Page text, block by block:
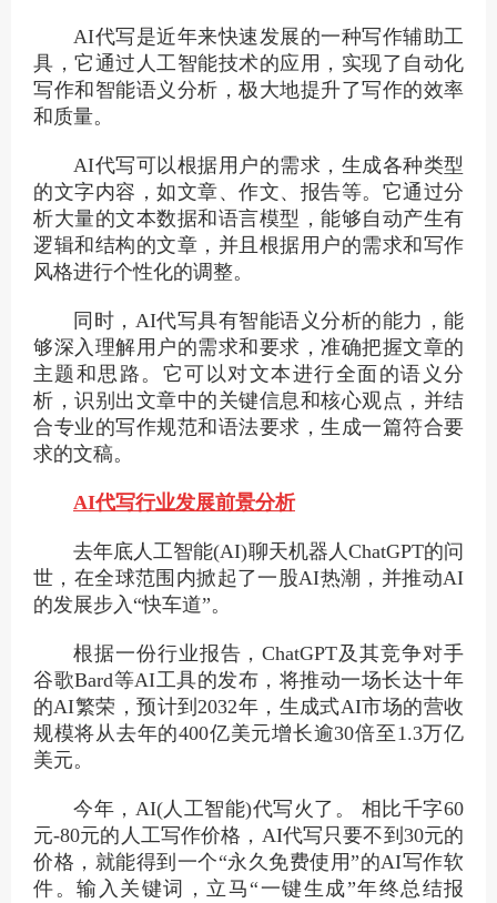
AI代写是近年来快速发展的一种写作辅助工
具，它通过人工智能技术的应用，实现了自动化
写作和智能语义分析，极大地提升了写作的效率
和质量。
AI代写可以根据用户的需求，生成各种类型
的文字内容，如文章、作文、报告等。它通过分
析大量的文本数据和语言模型，能够自动产生有
逻辑和结构的文章，并且根据用户的需求和写作
风格进行个性化的调整。
同时，AI代写具有智能语义分析的能力，能
够深入理解用户的需求和要求，准确把握文章的
主题和思路。它可以对文本进行全面的语义分
析，识别出文章中的关键信息和核心观点，并结
合专业的写作规范和语法要求，生成一篇符合要
求的文稿。
AI代写行业发展前景分析
去年底人工智能(AI)聊天机器人ChatGPT的问
世，在全球范围内掀起了一股AI热潮，并推动AI
的发展步入“快车道”。
根据一份行业报告，ChatGPT及其竞争对手
谷歌Bard等AI工具的发布，将推动一场长达十年
的AI繁荣，预计到2032年，生成式AI市场的营收
规模将从去年的400亿美元增长逾30倍至1.3万亿
美元。
今年，AI(人工智能)代写火了。 相比千字60
元-80元的人工写作价格，AI代写只要不到30元的
价格，就能得到一个“永久免费使用”的AI写作软
件。输入关键词，立马“一键生成”年终总结报